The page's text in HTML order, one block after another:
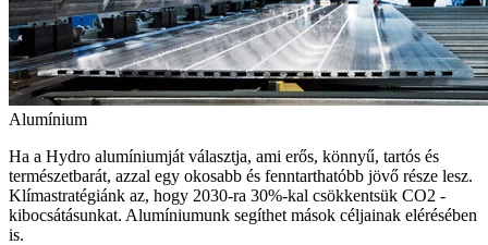
Alumínium
Ha a Hydro alumíniumját választja, ami erős, könnyű, tartós és
természetbarát, azzal egy okosabb és fenntarthatóbb jövő része lesz.
Klímastratégiánk az, hogy 2030-ra 30%-kal csökkentsük CO2 -
kibocsátásunkat. Alumíniumunk segíthet mások céljainak elérésében
is.